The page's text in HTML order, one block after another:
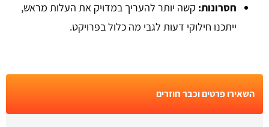
חסרונות: קשה יותר להעריך במדויק את העלות מראש,
ייתכנו חילוקי דעות לגבי מה כלול בפרויקט.
השאירו פרטים וכבר חוזרים